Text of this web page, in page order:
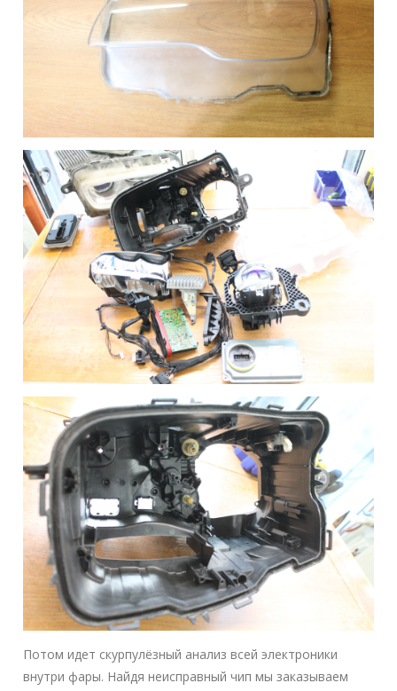
Потом идет скурпулёзный анализ всей электроники
внутри фары. Найдя неисправный чип мы заказываем